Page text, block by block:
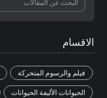
الاقسام
فيلم والرسوم المتحركة
الحيوانات الأليفة الحيوانات